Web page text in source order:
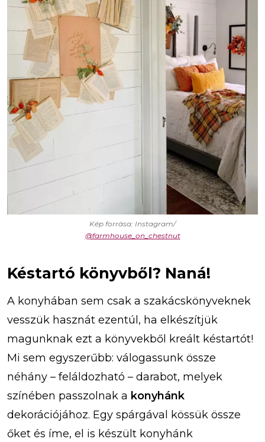
Kép forrása: Instagram/
@farmhouse_on_chestnut
Késtartó könyvből? Naná!
A konyhában sem csak a szakácskönyveknek
vesszük hasznát ezentúl, ha elkészítjük
magunknak ezt a könyvekből kreált késtartót!
Mi sem egyszerűbb: válogassunk össze
néhány – feláldozható – darabot, melyek
színében passzolnak a konyhánk
dekorációjához. Egy spárgával kössük össze
őket és íme, el is készült konyhánk